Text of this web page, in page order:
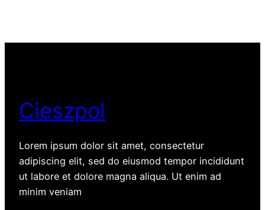
Cieszpol
Lorem ipsum dolor sit amet, consectetur
adipiscing elit, sed do eiusmod tempor incididunt
ut labore et dolore magna aliqua. Ut enim ad
minim veniam